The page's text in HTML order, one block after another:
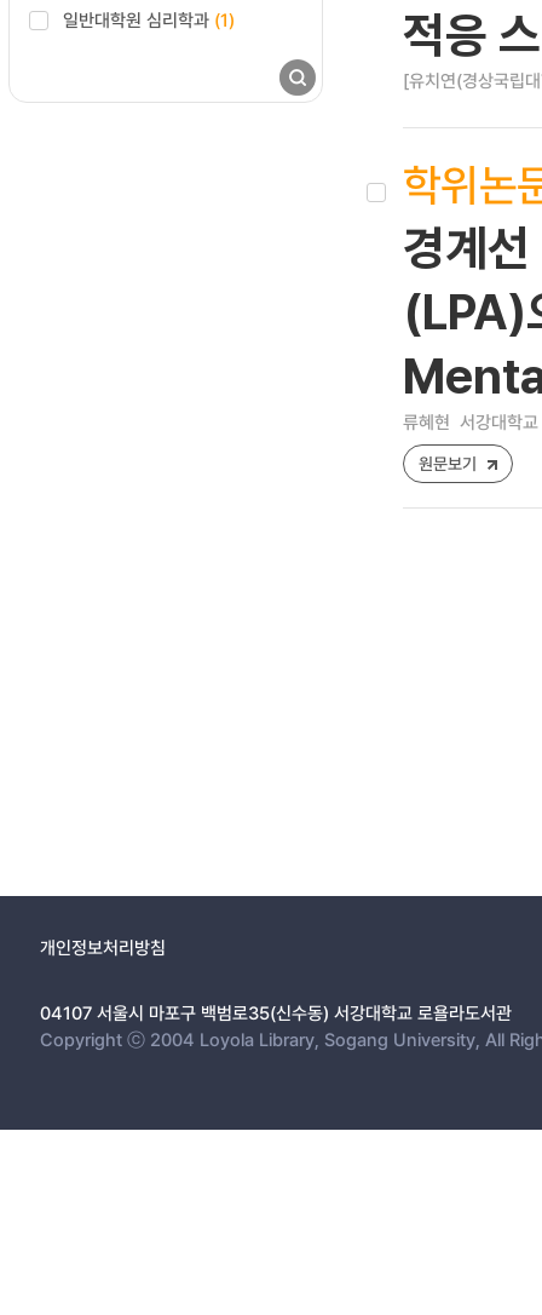
일반대학원 심리학과 (1)
적응
[유치연(경상국립
학위논
경계
(LPA)
류혜현 서강대학
원문보기
개인정보처리방침
04107 서울시 마포구 백범로35(신수동) 서강대학교 로욜라도서관
Copyright ⓒ 2004 Loyola Library, Sogang University, All